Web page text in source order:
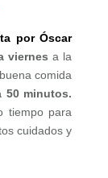
por Óscar
viernes a la
comida
50 minutos.
tiempo para
cuidados y